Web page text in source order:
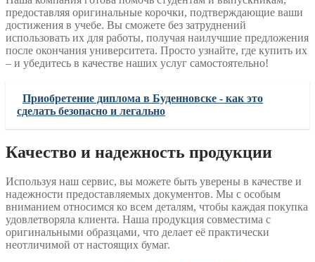
предоставляя оригинальные корочки, подтверждающие ваши
достижения в учебе. Вы сможете без затруднений
использовать их для работы, получая наилучшие предложения
после окончания университета. Просто узнайте, где купить их
– и убедитесь в качестве наших услуг самостоятельно!
Приобретение диплома в Буденновске - как это
сделать безопасно и легально
Качество и надежность продукции
Используя наш сервис, вы можете быть уверены в качестве и
надежности предоставляемых документов. Мы с особым
вниманием относимся ко всем деталям, чтобы каждая покупка
удовлетворяла клиента. Наша продукция совместима с
оригинальными образцами, что делает её практически
неотличимой от настоящих бумаг.